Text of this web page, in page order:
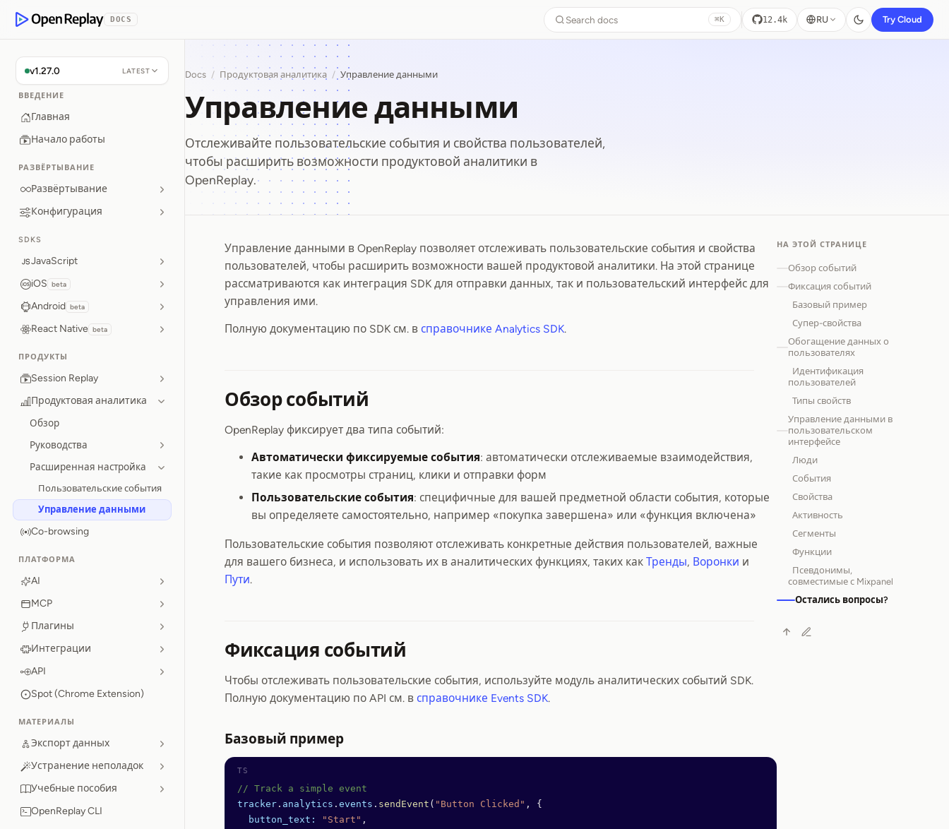
OpenReplay
DOCS Search docs ⌘K 12.4k RU Try Cloud
v1.27.0 LATEST
ВВЕДЕНИЕ
Главная
Начало работы
РАЗВЁРТЫВАНИЕ
Развёртывание
Конфигурация
SDKS
JavaScript
iOS beta
Android beta
React Native beta
ПРОДУКТЫ
Session Replay
Продуктовая аналитика
Обзор
Руководства
Расширенная настройка
Пользовательские события
Управление данными
Co-browsing
ПЛАТФОРМА
AI
MCP
Плагины
Интеграции
API
Spot (Chrome Extension)
МАТЕРИАЛЫ
Экспорт данных
Устранение неполадок
Учебные пособия
OpenReplay CLI
Docs / Продуктовая аналитика / Управление данными
Управление данными
Отслеживайте пользовательские события и свойства пользователей,
чтобы расширить возможности продуктовой аналитики в
OpenReplay.
Управление данными
Управление данными в OpenReplay позволяет отслеживать пользовательские события и свойства
пользователей, чтобы расширить возможности вашей продуктовой аналитики. На этой странице
рассматриваются как интеграция SDK для отправки данных, так и пользовательский интерфейс для
управления ими.
Полную документацию по SDK см. в справочнике Analytics SDK.
Обзор событий
OpenReplay фиксирует два типа событий:
Автоматически фиксируемые события: автоматически отслеживаемые взаимодействия,
такие как просмотры страниц, клики и отправки форм
Пользовательские события: специфичные для вашей предметной области события, которые
вы определяете самостоятельно, например «покупка завершена» или «функция включена»
Пользовательские события позволяют отслеживать конкретные действия пользователей, важные
для вашего бизнеса, и использовать их в аналитических функциях, таких как Тренды, Воронки и
Пути.
Фиксация событий
Чтобы отслеживать пользовательские события, используйте модуль аналитических событий SDK.
Полную документацию по API см. в справочнике Events SDK.
Базовый пример
// Track a simple event
tracker . analytics . events . sendEvent ( "Button Clicked" , {
  button_text:
"Start" ,
НА ЭТОЙ СТРАНИЦЕ
Обзор событий
Фиксация событий
Базовый пример
Супер-свойства
Обогащение данных о
пользователях
Идентификация
пользователей
Типы свойств
Управление данными в
пользовательском
интерфейсе
Люди
События
Свойства
Активность
Сегменты
Функции
Псевдонимы,
совместимые с Mixpanel
Остались вопросы?